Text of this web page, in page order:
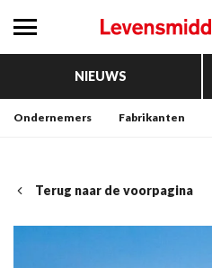
NIEUWS
Ondernemers Fabrikanten
Terug naar de voorpagina